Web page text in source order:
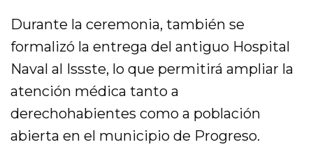
Durante la ceremonia, también se
formalizó la entrega del antiguo Hospital
Naval al Issste, lo que permitirá ampliar la
atención médica tanto a
derechohabientes como a población
abierta en el municipio de Progreso.